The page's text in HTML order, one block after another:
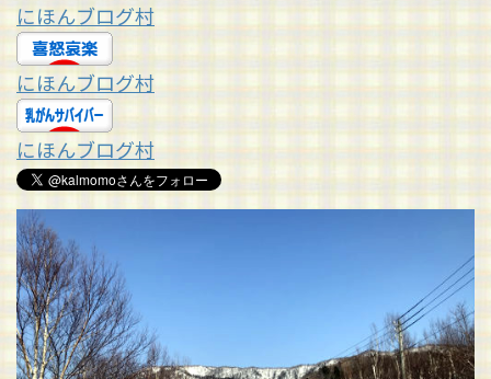
にほんブログ村
にほんブログ村
にほんブログ村